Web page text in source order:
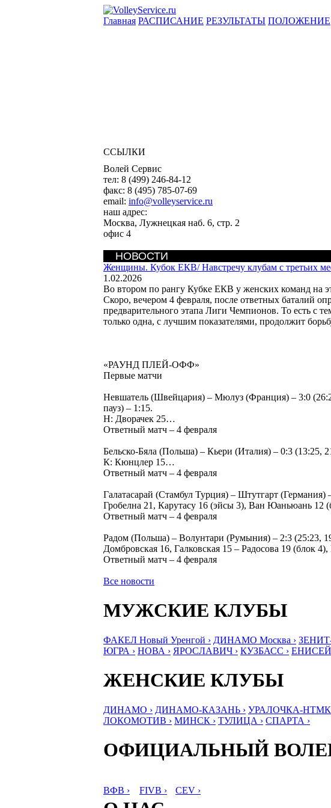
Главная РАСПИСАНИЕ РЕЗУЛЬТАТЫ ПОЛОЖЕНИЕ
ССЫЛКИ
Волей Сервис
тел: 8 (499) 246-84-12
факс: 8 (495) 785-07-69
email: info@volleyservice.ru
наш адрес:
Москва, Лужнецкая наб. 6, стр. 2
офис 4
НОВОСТИ
Женщины. Кубок ЕКВ/Навстречу клубам с третьих
1.02.2026
Во втором по рангу Кубке ЕКВ у женских команд на
Скоро, вечером 4 февраля, после ответных баталий
предварительного этапа Лиги Чемпионов. То есть с
только одна, с лучшим показателями, продолжит
«РАУНД ПЛЕЙ-ОФФ»
Первые матчи
Невшатель (Швейцария) – Мюлуз (Франция) – 3:0
пауз) – 1:15.
Н: Дворачек 25…
Ответный матч – 4 февраля
Бельско-Бяла (Польша) – Кьери (Италия) – 0:3 (13:25,
К: Кюнцлер 15…
Ответный матч – 4 февраля
Галатасарай (Стамбул Турция) – Штутгарт
Гробелна 21, Карутасу 16 (эйсы 3), Ван Юаньюань 12
Ответный матч – 4 февраля
Радом (Польша) – Волунтари (Румыния) – 2:3 (25:23,
Домбровская 16, Галковская 15 – Радосова 19 (блок
Ответный матч – 4 февраля
Все новости
МУЖСКИЕ КЛУБЫ
ФАКЕЛ Новый Уренгой › ДИНАМО Москва ›
ЮГРА › НОВА › ЯРОСЛАВИЧ › КУЗБАСС › ЕНИСЕЙ
ЖЕНСКИЕ КЛУБЫ
ДИНАМО › ДИНАМО-КАЗАНЬ › УРАЛОЧКА-НТМК
ЛОКОМОТИВ › МИНСК › ТУЛИЦА › СПАРТА ›
ОФИЦИАЛЬНЫЙ
ВФВ › FIVB › CEV ›